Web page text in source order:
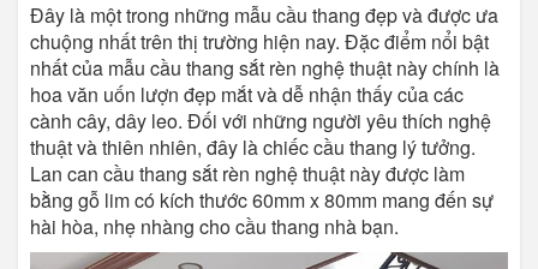
Đây là một trong những mẫu cầu thang đẹp và được ưa
chuộng nhất trên thị trường hiện nay. Đặc điểm nổi bật
nhất của mẫu cầu thang sắt rèn nghệ thuật này chính là
hoa văn uốn lượn đẹp mắt và dễ nhận thấy của các
cành cây, dây leo. Đối với những người yêu thích nghệ
thuật và thiên nhiên, đây là chiếc cầu thang lý tưởng.
Lan can cầu thang sắt rèn nghệ thuật này được làm
bằng gỗ lim có kích thước 60mm x 80mm mang đến sự
hài hòa, nhẹ nhàng cho cầu thang nhà bạn.